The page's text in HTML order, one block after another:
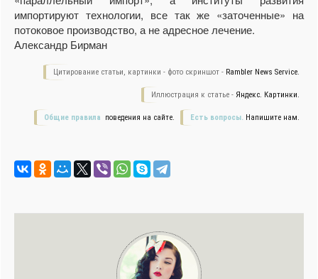
импортируют технологии, все так же «заточенные» на
потоковое производство, а не адресное лечение.
Александр Бирман
Цитирование статьи, картинки - фото скриншот - Rambler News Service.
Иллюстрация к статье - Яндекс. Картинки.
Есть вопросы. Напишите нам.
Общие правила поведения на сайте.